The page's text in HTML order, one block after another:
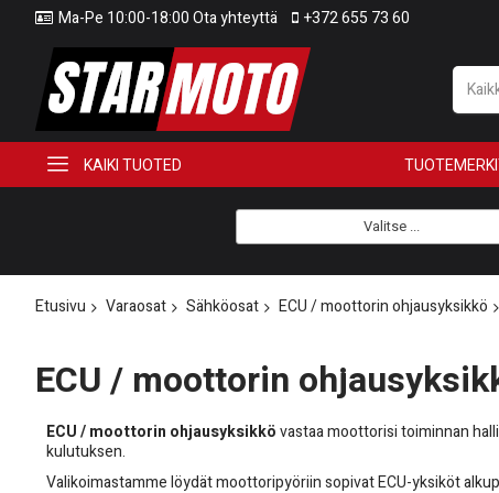
Ma-Pe 10:00-18:00 Ota yhteyttä +372 655 73 60
KAIKI TUOTED
Valitse ...
Etusivu Varaosat Sähköosat ECU / moottorin ohjausyksikkö
ECU / moottorin
ECU / moottorin ohjausyksikkövastaa moottorisi toiminnan
kulutuksen.
Valikoimastamme löydät moottoripyöriin sopivat ECU-yksiköt